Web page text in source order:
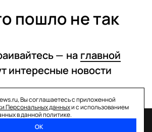
пошло не так
— на главной
интересные новости
Вы соглашаетесь с приложенной
Персональных данныхи с использованием
в данной политике.
ОК